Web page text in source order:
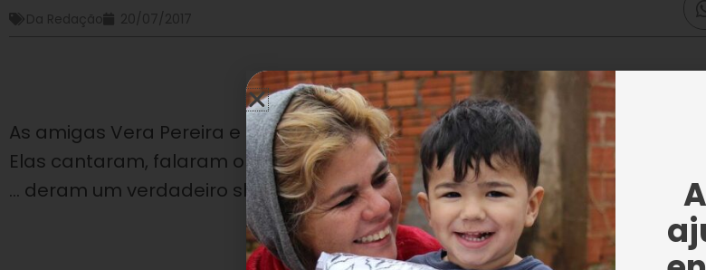
Da Redação 20/07/2017
As amigas Vera Pereira e Matilde Ramiro mostraram o verdadeiro valor de
Elas cantaram, falaram o que uma representa para a outra, se abraçaram,
… deram um verdadeiro show de alegria e de amor!